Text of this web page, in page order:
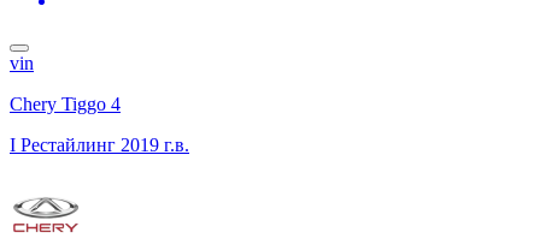
vin
Chery Tiggo 4
I Рестайлинг 2019 г.в.